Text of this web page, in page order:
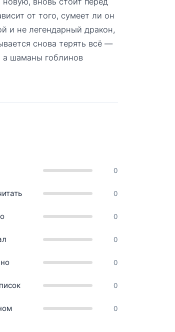
от того, сумеет ли он
и не легендарный дракон,
снова терять всё —
а шаманы гоблинов
0
0
0
0
0
0
0